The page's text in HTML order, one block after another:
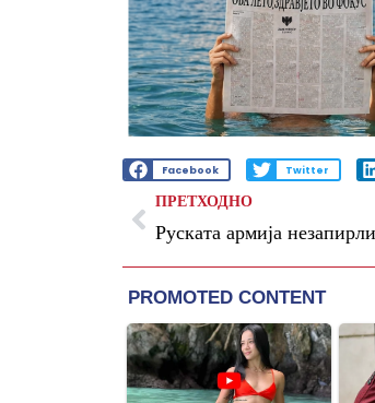
Facebook Twitter
ПРЕТХОДНО